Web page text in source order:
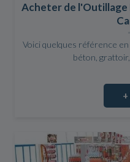
Acheter de l'Outillage
Voici quelques référence
béton, grattoir,